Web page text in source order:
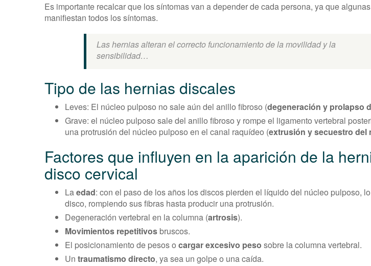
Es importante recalcar que los síntomas van a depender de cada persona, ya que
manifiestan todos los síntomas.
Las hernias alteran el correcto funcionamiento de la movilidad y la
sensibilidad…
Tipo de las hernias discales
Leves: El núcleo pulposo no sale aún del anillo fibroso (degeneración y prolapso
Grave: el núcleo pulposo sale del anillo fibroso y rompe el ligamento vertebral
una protrusión del núcleo pulposo en el canal raquídeo (extrusión y secuestro del
Factores que influyen en la aparición de la
disco cervical
Laedad: con el paso de los años los discos pierden el líquido del núcleo pulposo,
disco, rompiendo sus fibras hasta producir una protrusión.
Degeneración vertebral en la columna (artrosis).
Movimientos repetitivos bruscos.
El posicionamiento de pesos o cargar excesivo peso sobre la columna vertebral.
Un traumatismo directo, ya sea un golpe o una caída.